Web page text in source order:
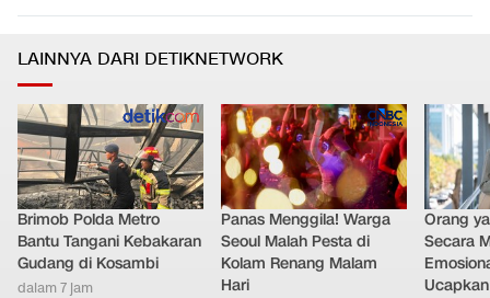
LAINNYA DARI DETIKNETWORK
Brimob Polda Metro
Bantu Tangani Kebakaran
Gudang di Kosambi
dalam 7 jam
Panas Menggila! Warga
Seoul Malah Pesta di
Kolam Renang Malam
Hari
Orang
Secara